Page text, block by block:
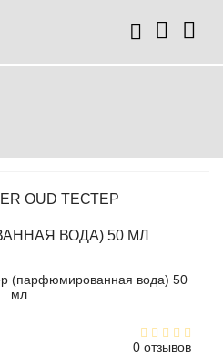
OUD ТЕСТЕР
ВОДА) 50 МЛ
0 отзывов